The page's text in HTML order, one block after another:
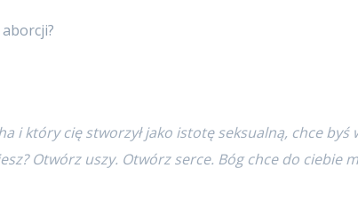
i który cię stworzył jako istotę seksualną, chce byś
Otwórz uszy. Otwórz serce. Bóg chce do ciebie